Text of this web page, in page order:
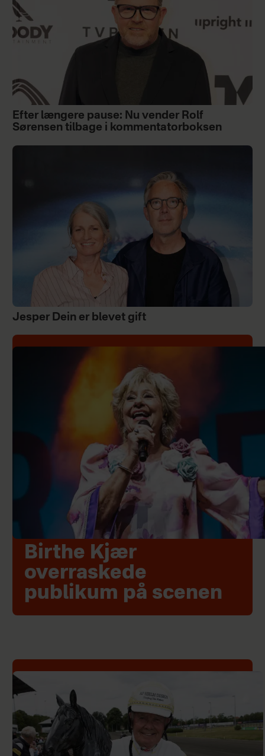
Efter længere pause: Nu vender Rolf
Sørensen tilbage i kommentatorboksen
Jesper Dein er blevet gift
Birthe Kjær
overraskede
publikum på scenen